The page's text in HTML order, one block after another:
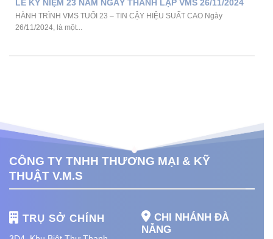
LỄ KỶ NIỆM 23 NĂM NGÀY THÀNH LẬP VMS 26/11/2024
HÀNH TRÌNH VMS TUỔI 23 – TIN CẬY HIỆU SUẤT CAO Ngày
26/11/2024, là một...
CÔNG TY TNHH THƯƠNG MẠI & KỸ
THUẬT V.M.S
TRỤ SỞ CHÍNH
CHI NHÁNH ĐÀ
NẴNG